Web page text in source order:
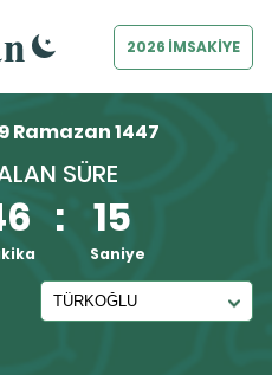
2026 İMSAKİYE
Ramazan 1447
SÜRE
: 15
Saniye